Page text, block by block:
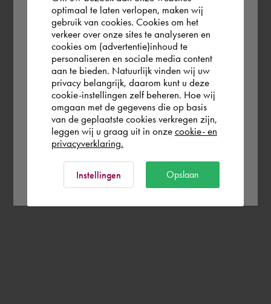
According to us you are situated in Rest of
the world. Please confirm in which country
you wish to shop.
Nederland
Rest of the world
optimaal te laten verlopen, maken wij
gebruik van cookies. Cookies om het
verkeer over onze sites te analyseren en
cookies om (advertentie)inhoud te
personaliseren en sociale media content
aan te bieden. Natuurlijk vinden wij uw
privacy belangrijk, daarom kunt u deze
cookie-instellingen zelf beheren. Hoe wij
omgaan met de gegevens die op basis
van de geplaatste cookies verkregen zijn,
leggen wij u graag uit in onze cookie- en
privacyverklaring.
Instellingen Opslaan